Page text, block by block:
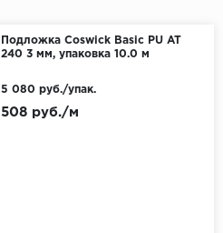
Подложка Coswick Basic PU AT
240 3 мм, упаковка 10.0 м
508 руб./м
5 080 руб./упак.